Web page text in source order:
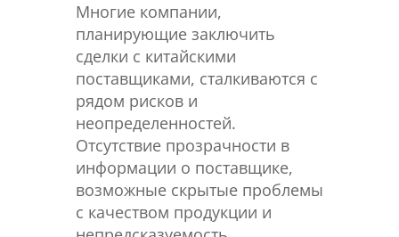
Многие компании,
планирующие заключить
сделки с китайскими
поставщиками, сталкиваются с
рядом рисков и
неопределенностей.
Отсутствие прозрачности в
информации о поставщике,
возможные скрытые проблемы
с качеством продукции и